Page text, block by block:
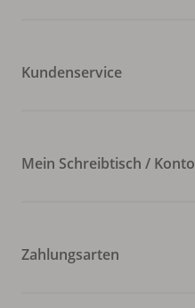
Kundenservice
Mein Schreibtisch / Konto
Zahlungsarten